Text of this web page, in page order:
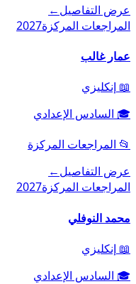
عرض التفاصيل←
المراجعات المركزة2027
عمار غالب
📖 إنكليزي
🎓 السادس الإعدادي
📂 المراجعات المركزة
عرض التفاصيل←
المراجعات المركزة2027
محمد النوفلي
📖 إنكليزي
🎓 السادس الإعدادي